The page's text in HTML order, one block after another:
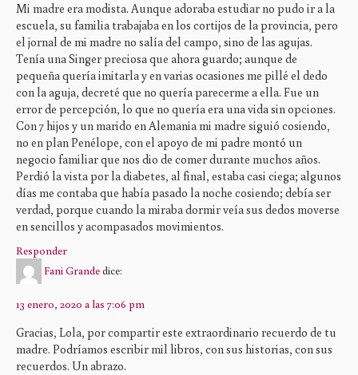
Mi madre era modista. Aunque adoraba estudiar no pudo ir a la
escuela, su familia trabajaba en los cortijos de la provincia, pero
el jornal de mi madre no salía del campo, sino de las agujas.
Tenía una Singer preciosa que ahora guardo; aunque de
pequeña quería imitarla y en varias ocasiones me pillé el dedo
con la aguja, decreté que no quería parecerme a ella. Fue un
error de percepción, lo que no quería era una vida sin opciones.
Con 7 hijos y un marido en Alemania mi madre siguió cosiendo,
no en plan Penélope, con el apoyo de mi padre montó un
negocio familiar que nos dio de comer durante muchos años.
Perdió la vista por la diabetes, al final, estaba casi ciega; algunos
días me contaba que había pasado la noche cosiendo; debía ser
verdad, porque cuando la miraba dormir veía sus dedos moverse
en sencillos y acompasados movimientos.
Responder
Fani Grandedice:
13 enero, 2020 a las 7:06 pm
Gracias, Lola, por compartir este extraordinario recuerdo de tu
madre. Podríamos escribir mil libros, con sus historias, con sus
recuerdos. Un abrazo.